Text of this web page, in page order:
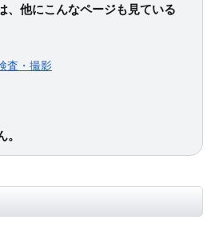
、他にこんなページも見ている
査・撮影